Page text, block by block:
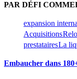
PAR DÉFI
expansion
Acquisitions​​
prestataires​​La
Embaucher dans